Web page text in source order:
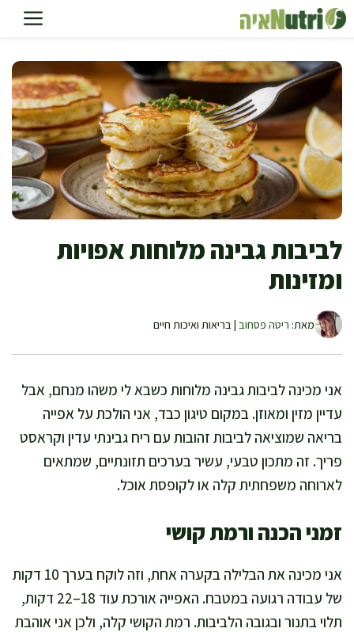
לדלג
לתוכן
לביבות גבינה מלוחות אפויות
ומזינות
מאת: ריטה פסחוב | בריאות ואיכות חיים
אני מכינה לביבות גבינה מלוחות כשבא לי משהו מנחם, אבל
עדיין מזין ומאוזן. במקום טיגון כבד, אני הולכת על אפייה
בריאה שמוציאה לביבות זהובות עם ריח גבינתי עדין וקראסט
פריך. זה מתכון טבעי, עשיר בערכים תזונתיים, שמתאים
לארוחה משפחתית קלה או לקופסת אוכל.
זמני הכנה ורמת קושי
אני מכינה את הבלילה בקערה אחת, וזה לוקח בערך 10 דקות
של עבודה רגועה במטבח. האפייה אורכת עוד 18–22 דקות,
תלוי בתנור ובגובה הלביבות. רמת הקושי קלה, ולכן אני אוהבת